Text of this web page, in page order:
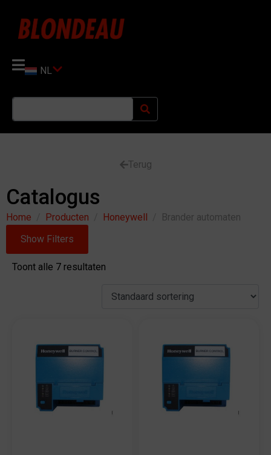
NL
Terug
Catalogus
Home Producten Honeywell
Brander automaten
Show Filters
Toont alle 7 resultaten